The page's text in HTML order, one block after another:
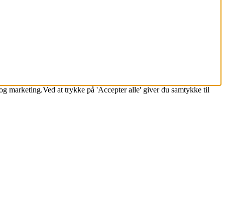
marketing.Ved at trykke på 'Accepter alle' giver du samtykke til